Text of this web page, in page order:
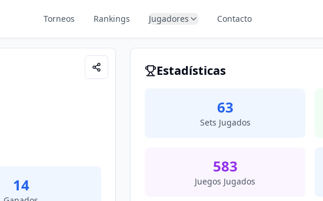
Torneos Rankings Jugadores Contacto
14
Estadísticas
63
Sets Jugados
583
Juegos Jugados